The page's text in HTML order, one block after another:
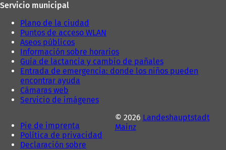
Servicio municipal
Plano de la ciudad
Puntos de acceso WLAN
Aseos públicos
Información sobre horarios
Guía de lactancia y cambio de pañales
Entrada de emergencia: donde los niños pueden
encontrar ayuda
Cámaras web
Servicio de imágenes
Pie de imprenta
Política de privacidad
Declaración sobre
© 2026 Landeshauptstadt
Mainz